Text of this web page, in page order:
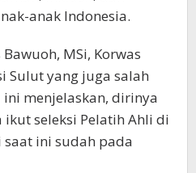
anak Indonesia.
MSi, Korwas
Sulut yang juga salah
menjelaskan, dirinya
seleksi Pelatih Ahli di
ini sudah pada